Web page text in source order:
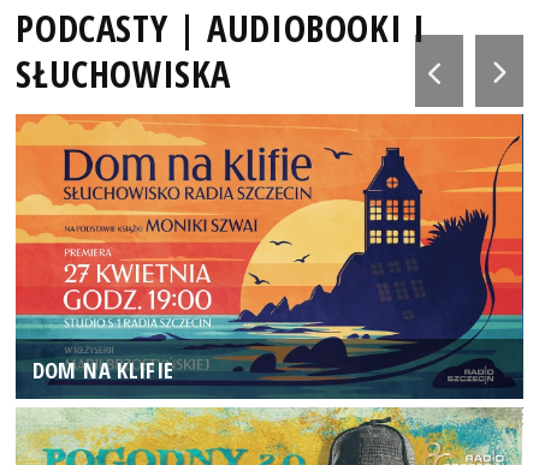
PODCASTY | AUDIOBOOKI I
SŁUCHOWISKA
DOM NA KLIFIE